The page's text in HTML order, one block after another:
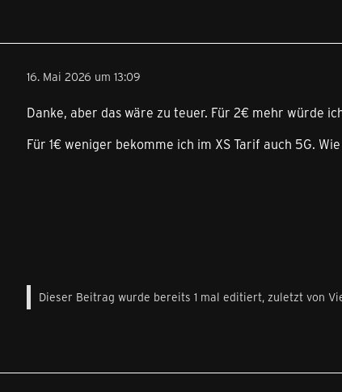
16. Mai 2026 um 13:09
Danke, aber das wäre zu teuer. Für 2€ mehr würde
Für 1€ weniger bekomme ich im XS Tarif auch 5G.
Dieser Beitrag wurde bereits 1 mal editiert, zuletzt von